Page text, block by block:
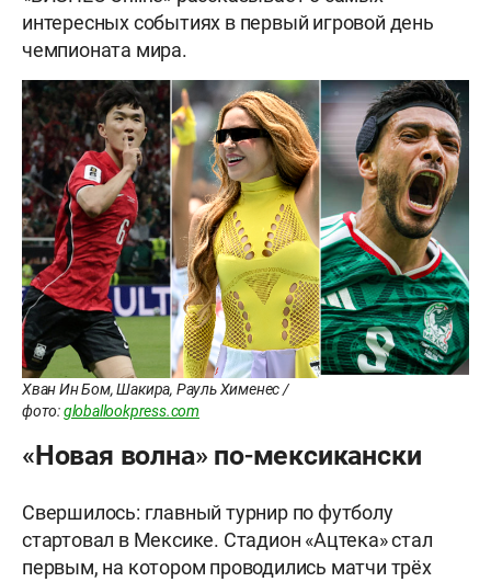
интересных событиях в первый игровой день
чемпионата мира.
Хван Ин Бом, Шакира, Рауль Хименес /
фото:globallookpress.com
«Новая волна» по-мексикански
Свершилось: главный турнир по футболу
стартовал в Мексике. Стадион «Ацтека» стал
первым, на котором проводились матчи трёх